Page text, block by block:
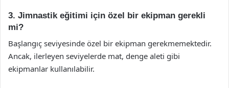
3. Jimnastik eğitimi için özel bir ekipman gerekli
mi?
Başlangıç seviyesinde özel bir ekipman gerekmemektedir.
Ancak, ilerleyen seviyelerde mat, denge aleti gibi
ekipmanlar kullanılabilir.